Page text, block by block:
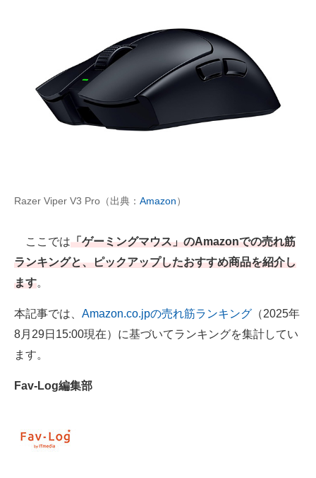
ビジネスと働き方のヒント
AI活用のいまが分かる
企業ITのトレンドを詳説
ITエンジニア向け専門サイト
IT製品の技術・比較・事例
製造業のIT導入・活用を支援
モノづくり技術者専門サイト
電子設計の基本と応用
建設×テクノロジーの最前線
Razer Viper V3 Pro（出典： Amazon）
ここでは「ゲーミングマウス」のAmazonでの売れ筋
ランキングと、ピックアップしたおすすめ商品を紹介し
ます。
本記事では、 Amazon.co.jpの売れ筋ランキング （2025年
8月29日15:00現在）に基づいてランキングを集計してい
ます。
Fav-Log編集部